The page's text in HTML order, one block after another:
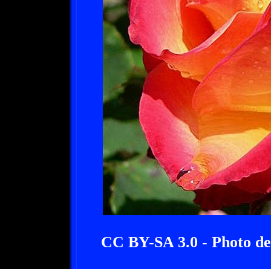
CC BY-SA 3.0 - Photo